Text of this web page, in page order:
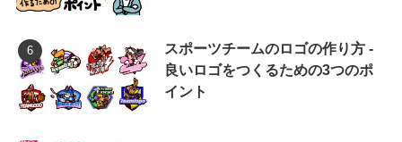
スポーツチームのロゴの作り方 -
良いロゴをつくるための3つのポ
イント